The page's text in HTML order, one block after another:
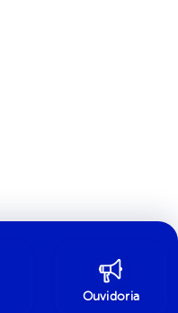
Ouvidoria